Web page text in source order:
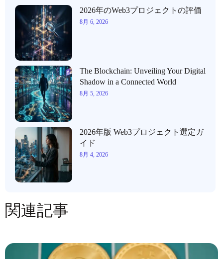
2026年のWeb3プロジェクトの評価
8月 6, 2026
The Blockchain: Unveiling Your Digital
Shadow in a Connected World
8月 5, 2026
2026年版 Web3プロジェクト選定ガ
イド
8月 4, 2026
関連記事